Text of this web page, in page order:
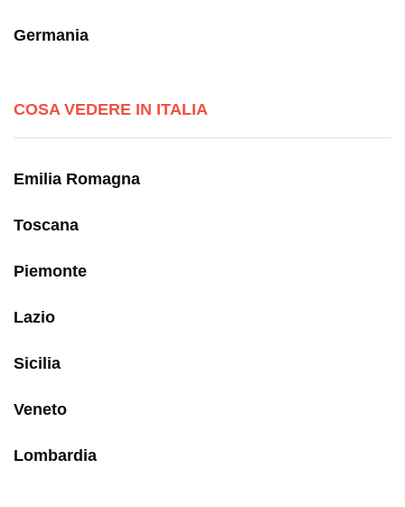
Germania
COSA VEDERE IN ITALIA
Emilia Romagna
Toscana
Piemonte
Lazio
Sicilia
Veneto
Lombardia